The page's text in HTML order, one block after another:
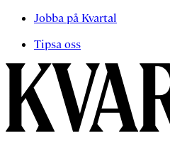
Jobba på Kvartal
Tipsa oss